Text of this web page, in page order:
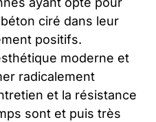
ciré dans leur
positifs.
moderne et
radicalement
et la résistance
sont et puis très